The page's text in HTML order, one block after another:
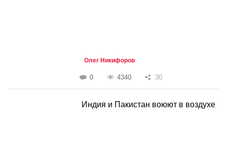
Олег Никифоров
0 4340 30
Индия и Пакистан воюют в воздухе